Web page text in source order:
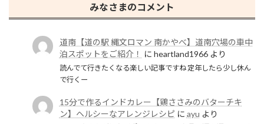
みなさまのコメント
道南【道の駅 縄文ロマン 南かやべ】道南穴場の車中
泊スポットをご紹介！
に heartland1966より
読んでて行きたくなる楽しい記事ですね 定年したら少し休ん
で行くー
15分で作るインドカレー【鶏ささみのバターチキ
ン】ヘルシーなアレンジレシピ に ayu より